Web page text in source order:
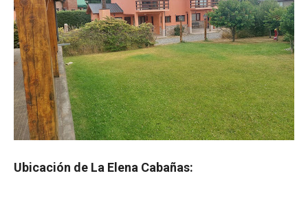
Ubicación de La Elena Cabañas: